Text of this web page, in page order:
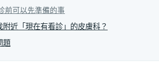
前可以先準備的事
附近「現在有看診」的皮膚科？
題